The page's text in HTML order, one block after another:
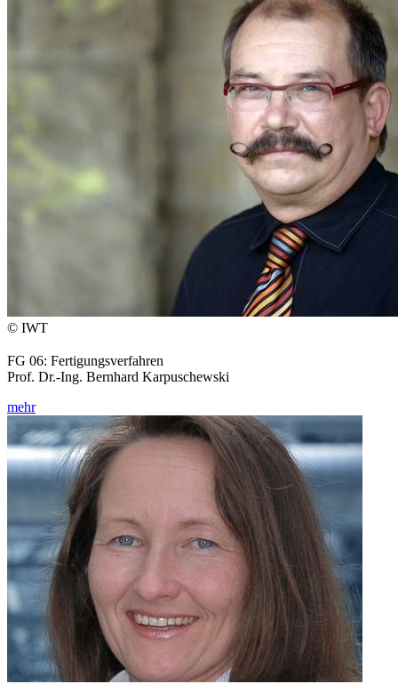
© IWT
FG 06: Fertigungsverfahren
Prof. Dr.-Ing. Bernhard Karpuschewski
mehr